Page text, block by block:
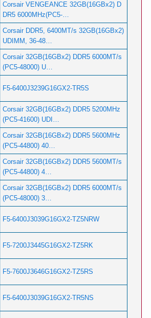
Corsair VENGEANCE 32GB(16GBx2) D
DR5 6000MHz(PC5-…
Corsair DDR5, 6400MT/s 32GB(16GBx2)
UDIMM, 36-48…
Corsair 32GB(16GBx2) DDR5 6000MT/s
(PC5-48000) U…
F5-6400J3239G16GX2-TR5S
Corsair 32GB(16GBx2) DDR5 5200MHz
(PC5-41600) UDI…
Corsair 32GB(16GBx2) DDR5 5600MHz
(PC5-44800) 40…
Corsair 32GB(16GBx2) DDR5 5600MT/s
(PC5-44800) 4…
Corsair 32GB(16GBx2) DDR5 6000MT/s
(PC5-48000) 3…
F5-6400J3039G16GX2-TZ5NRW
F5-7200J3445G16GX2-TZ5RK
F5-7600J3646G16GX2-TZ5RS
F5-6400J3039G16GX2-TR5NS